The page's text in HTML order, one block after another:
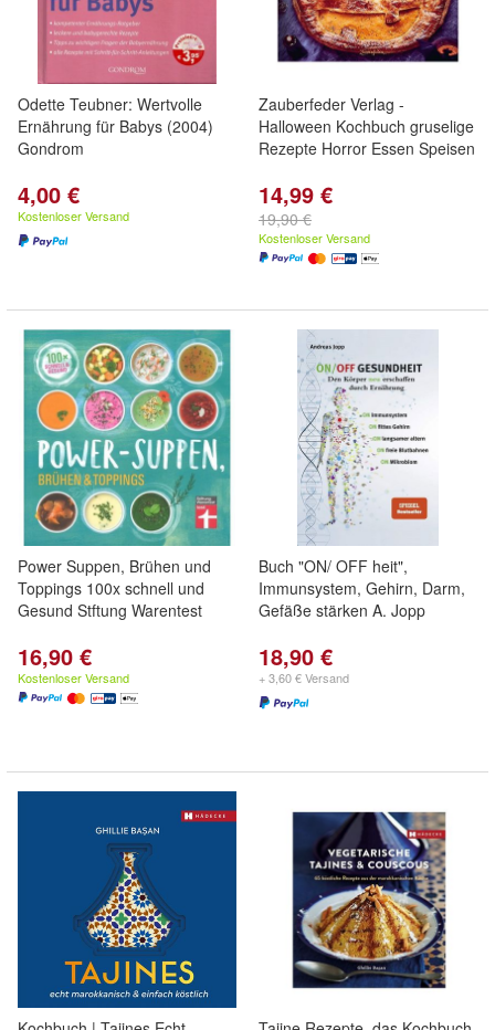
Odette Teubner: Wertvolle
Ernährung für Babys (2004)
Gondrom
4,00 €
Kostenloser Versand
Zauberfeder Verlag -
Halloween Kochbuch gruselige
Rezepte Horror Essen Speisen
14,99 €
19,90 €
Kostenloser Versand
Power Suppen, Brühen und
Toppings 100x schnell und
Gesund Stftung Warentest
16,90 €
Kostenloser Versand
Buch "ON/ OFF heit",
Immunsystem, Gehirn, Darm,
Gefäße stärken A. Jopp
18,90 €
+ 3,60 € Versand